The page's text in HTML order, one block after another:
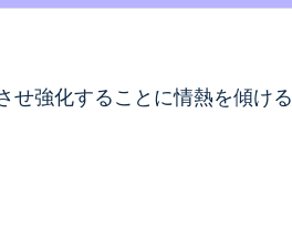
せ強化することに情熱を傾ける